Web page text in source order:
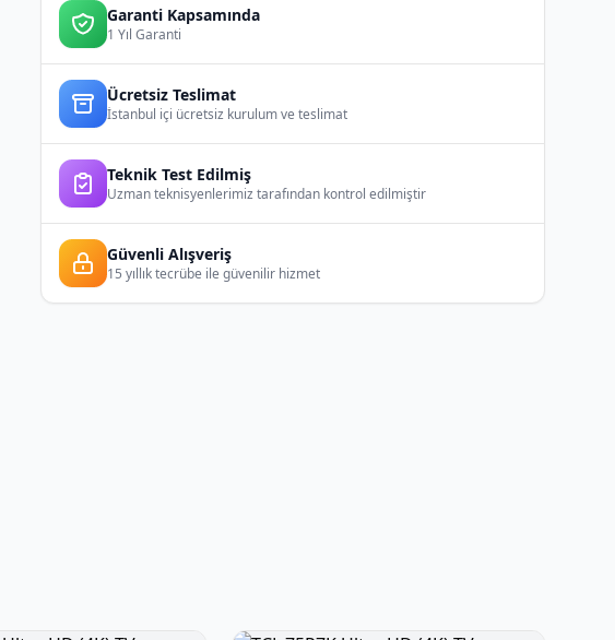
Garanti Kapsamında
1 Yıl Garanti
Ücretsiz Teslimat
İstanbul içi ücretsiz kurulum ve teslimat
Teknik Test Edilmiş
Uzman teknisyenlerimiz tarafından kontrol edilmiştir
Güvenli Alışveriş
15 yıllık tecrübe ile güvenilir hizmet